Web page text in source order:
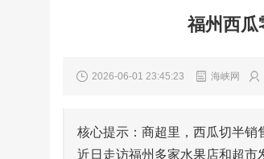
福州西瓜
2026-06-01 23:45:23 海峡网
核心提示：商超里，西瓜切半销
近日走访福州多家水果店和超市